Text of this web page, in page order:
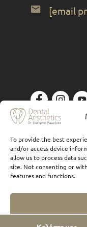
To provide the best
and/or access device
allow us to process data
site. Not consenting or
features and functions.
[email
Πολιτική